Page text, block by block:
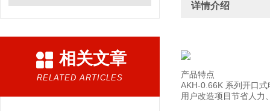
相关文章
RELATED ARTICLES
详情介绍
产品特点
AKH-0.66K 系列开口
用户改造项目节省人力